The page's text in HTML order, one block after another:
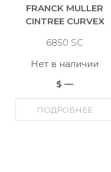
FRANCK MULLER
CINTREE CURVEX
6850 SC
Нет в наличии
$ —
ПОДРОБНЕЕ